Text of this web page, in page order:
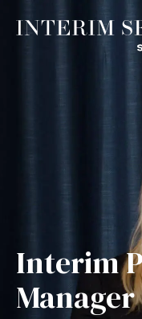
Interim
Manager